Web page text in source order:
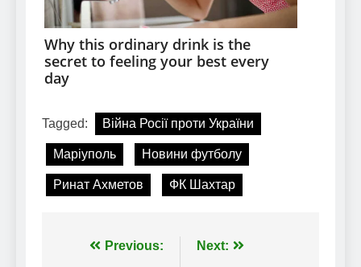
Tagged: Війна Росії проти України
Маріуполь Новини футболу
Ринат Ахметов ФК Шахтар
Навігація
Previous: Next: